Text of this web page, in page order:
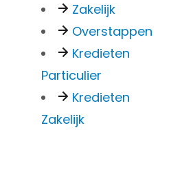
Zakelijk
Overstappen
Kredieten
Particulier
Kredieten
Zakelijk